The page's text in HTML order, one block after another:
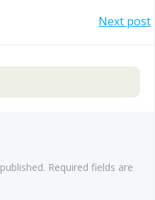
navigation
Next post
Required fields are